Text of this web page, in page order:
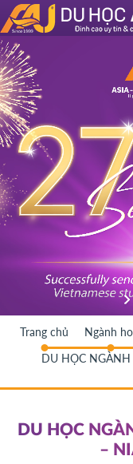
Trang chủ Ngành
DU HỌC
DU HỌC
–